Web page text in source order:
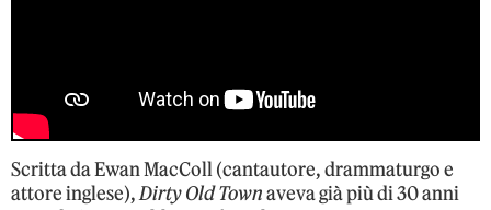
Scritta da Ewan MacColl (cantautore, drammaturgo e
attore inglese),Dirty Old Townaveva già più di 30 anni